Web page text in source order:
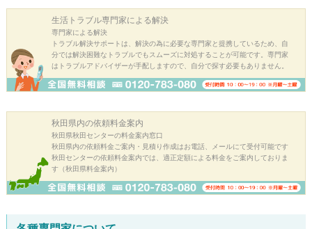
生活トラブル専門家による解決
専門家による解決
トラブル解決サポートは、解決の為に必要な専門家と提携しているため、自
分では解決困難なトラブルでもスムーズに対処することが可能です。専門家
はトラブルアドバイザーが手配しますので、自分で探す必要もありません。
秋田県内の依頼料金案内
秋田県秋田センターの料金案内窓口
秋田県内の依頼料金ご案内・見積り作成はお電話、メールにて受付可能です
秋田センターの依頼料金案内では、適正定額による料金をご案内しておりま
す（秋田県料金案内）